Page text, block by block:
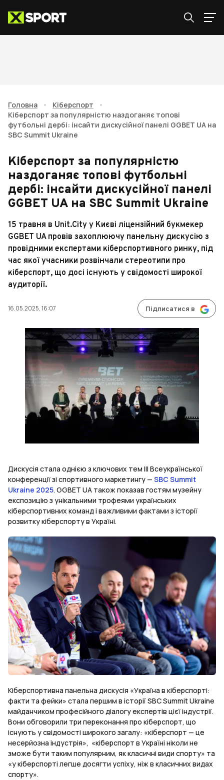
Головна • Кіберспорт
•
Кіберспорт за популярністю наздоганяє топові
футбольні дербі: інсайти дискусійної панелі GGBET UA на
SBC Summit Ukraine
Кіберспорт за популярністю
наздоганяє топові футбольні
дербі: інсайти дискусійної панелі
GGBET UA на SBC Summit Ukraine
15 травня в Unit.City у Києві ліцензійний букмекер
GGBET UA провів захоплюючу панельну дискусію з
провідними експертами кіберспортивного ринку, під
час якої учасники розвінчали стереотипи про
кіберспорт, що досі існують у свідомості широкої
аудиторії.
16.05.2025, 16:07 Підписатися в
Дискусія стала однією з ключових тем III Всеукраїнської
конференції зі спортивного маркетингу — SBC Summit
Ukraine 2025. GGBET UA також показав гостям музейну
експозицію з унікальними трофеями українських
кіберспортивних команд і важливими фактами з історії
розвитку кіберспорту в Україні.
Кіберспортивна панельна дискусія «Україна в кіберспорті:
факти та фейки» стала першим в історії SBC Summit Ukraine
майданчиком професійного діалогу експертів цієї індустрії.
Вони обговорили три переконання про кіберспорт, що
існують у свідомості широкого загалу: «кіберспорт — це
несерйозна індустрія», «кіберспорт в Україні ніколи не
зможе бути таким популярним, як класичні види спорту» та
«у кіберспорті легше досягти успіху, ніж в класичних видах
спорту».